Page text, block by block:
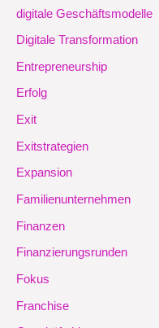
digitale Geschäftsmodelle
Digitale Transformation
Entrepreneurship
Erfolg
Exit
Exitstrategien
Expansion
Familienunternehmen
Finanzen
Finanzierungsrunden
Fokus
Franchise